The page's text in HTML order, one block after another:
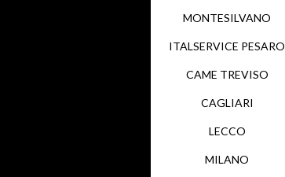
MONTESILVANO
ITALSERVICE PESARO
CAME TREVISO
CAGLIARI
LECCO
MILANO